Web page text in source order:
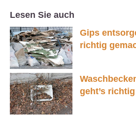
Lesen Sie auch
Gips
richtig
geht’s